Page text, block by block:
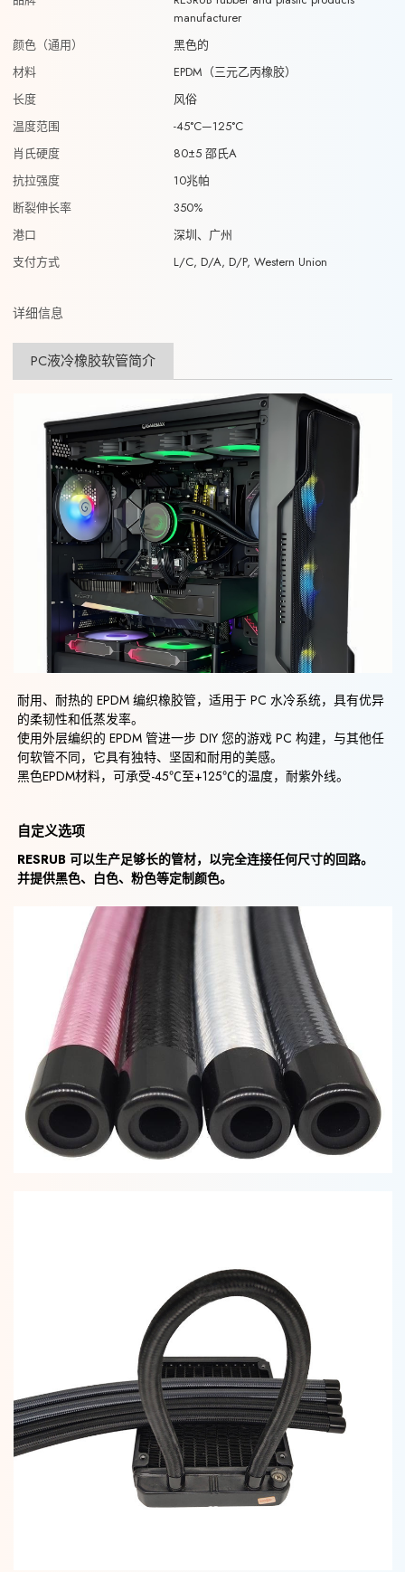
manufacturer
颜色（通用）
黑色的
材料
EPDM（三元乙丙橡胶）
长度
风俗
温度范围
-45°C—125°C
肖氏硬度
80±5 邵氏A
抗拉强度
10兆帕
断裂伸长率
350%
港口
深圳、广州
支付方式
L/C, D/A, D/P, Western Union
详细信息
PC液冷橡胶软管简介
耐用、耐热的 EPDM 编织橡胶管，适用于 PC 水冷系统，具有优异
的柔韧性和低蒸发率。
使用外层编织的 EPDM 管进一步 DIY 您的游戏 PC 构建，与其他任
何软管不同，它具有独特、坚固和耐用的美感。
黑色EPDM材料，可承受-45℃至+125℃的温度，耐紫外线。
自定义选项
RESRUB 可以生产足够长的管材，以完全连接任何尺寸的回路。
并提供黑色、白色、粉色等定制颜色。